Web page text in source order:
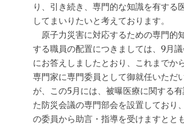
り、引き続き、専門的な知識を有する
してまいりたいと考えております。
原子力災害に対応するための専門的
する職員の配置につきましては、9月
にお答えしましたとおり、これまでか
専門家に専門委員として御就任いただ
が、この5月には、被曝医療に関する
た防災会議の専門部会を設置しており
の委員から助言・指導を受けますとと